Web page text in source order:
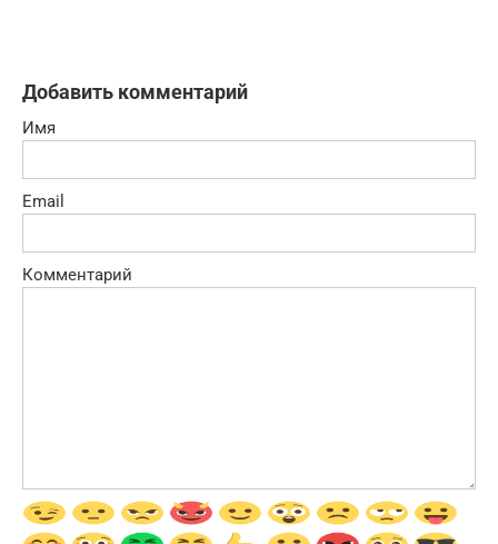
Добавить комментарий
Имя
Email
Комментарий